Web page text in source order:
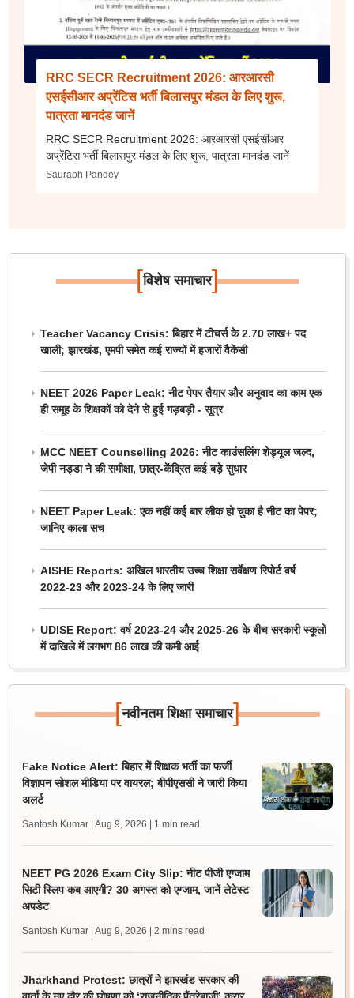
RRC SECR Recruitment 2026: आरआरसी
एसईसीआर अप्रेंटिस भर्ती बिलासपुर मंडल के लिए शुरू,
पात्रता मानदंड जानें
RRC SECR Recruitment 2026: आरआरसी एसईसीआर
अप्रेंटिस भर्ती बिलासपुर मंडल के लिए शुरू, पात्रता मानदंड जानें
Saurabh Pandey
[विशेष समाचार]
Teacher Vacancy Crisis: बिहार में टीचर्स के 2.70 लाख+ पद
खाली; झारखंड, एमपी समेत कई राज्यों में हजारों वैकेंसी
NEET 2026 Paper Leak: नीट पेपर तैयार और अनुवाद का काम एक
ही समूह के शिक्षकों को देने से हुई गड़बड़ी - सूत्र
MCC NEET Counselling 2026: नीट काउंसलिंग शेड्यूल जल्द,
जेपी नड्डा ने की समीक्षा, छात्र-केंद्रित कई बड़े सुधार
NEET Paper Leak: एक नहीं कई बार लीक हो चुका है नीट का पेपर;
जानिए काला सच
AISHE Reports: अखिल भारतीय उच्च शिक्षा सर्वेक्षण रिपोर्ट वर्ष
2022-23 और 2023-24 के लिए जारी
UDISE Report: वर्ष 2023-24 और 2025-26 के बीच सरकारी स्कूलों
में दाखिले में लगभग 86 लाख की कमी आई
[नवीनतम शिक्षा समाचार]
Fake Notice Alert: बिहार में शिक्षक भर्ती का फर्जी
विज्ञापन सोशल मीडिया पर वायरल; बीपीएससी ने जारी किया
अलर्ट
Santosh Kumar | Aug 9, 2026 | 1 min read
NEET PG 2026 Exam City Slip: नीट पीजी एग्जाम
सिटी स्लिप कब आएगी? 30 अगस्त को एग्जाम, जानें लेटेस्ट
अपडेट
Santosh Kumar | Aug 9, 2026 | 2 mins read
Jharkhand Protest: छात्रों ने झारखंड सरकार की